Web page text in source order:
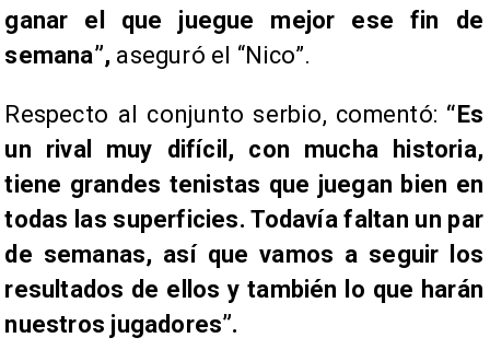
ganar el que juegue mejor ese fin de
semana”, aseguró el “Nico”.
Respecto al conjunto serbio, comentó: “Es
un rival muy difícil, con mucha historia,
tiene grandes tenistas que juegan bien en
todas las superficies. Todavía faltan un par
de semanas, así que vamos a seguir los
resultados de ellos y también lo que harán
nuestros jugadores”.